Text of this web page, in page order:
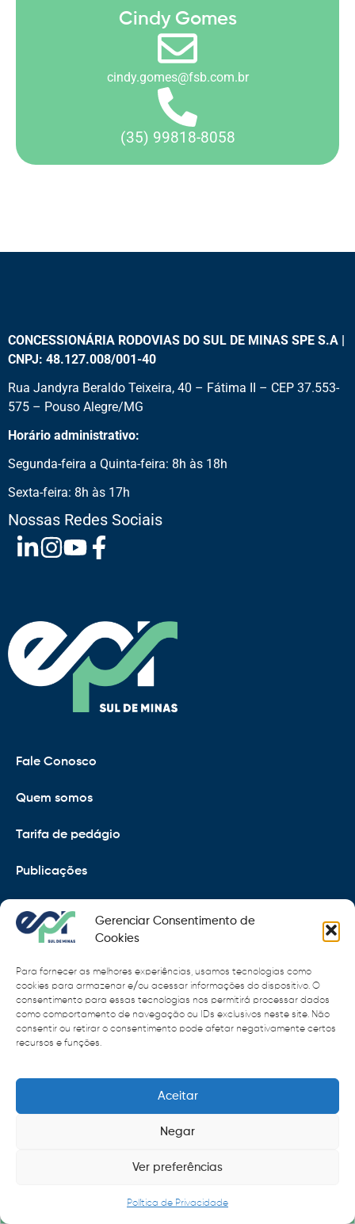
Gerenciar Consentimento de
Cookies
Para fornecer as melhores experiências, usamos tecnologias como
cookies para armazenar e/ou acessar informações do dispositivo. O
consentimento para essas tecnologias nos permitirá processar dados
como comportamento de navegação ou IDs exclusivos neste site. Não
consentir ou retirar o consentimento pode afetar negativamente certos
recursos e funções.
Aceitar
Negar
Ver preferências
Política de Privacidade
Cindy Gomes
cindy.gomes@fsb.com.br
(35) 99818-8058
CONCESSIONÁRIA RODOVIAS DO SUL DE MINAS SPE S.A |
CNPJ: 48.127.008/001-40
Rua Jandyra Beraldo Teixeira, 40 – Fátima II – CEP 37.553-
575 – Pouso Alegre/MG
Horário administrativo:
Segunda-feira a Quinta-feira: 8h às 18h
Sexta-feira: 8h às 17h
Nossas Redes Sociais
Fale Conosco
Quem somos
Tarifa de pedágio
Publicações
Copyright 2021 © 2026 Grupo EPR - Todos Os Direitos
Código de Defesa do Consumidor
Política de Cookies
Menu rápido